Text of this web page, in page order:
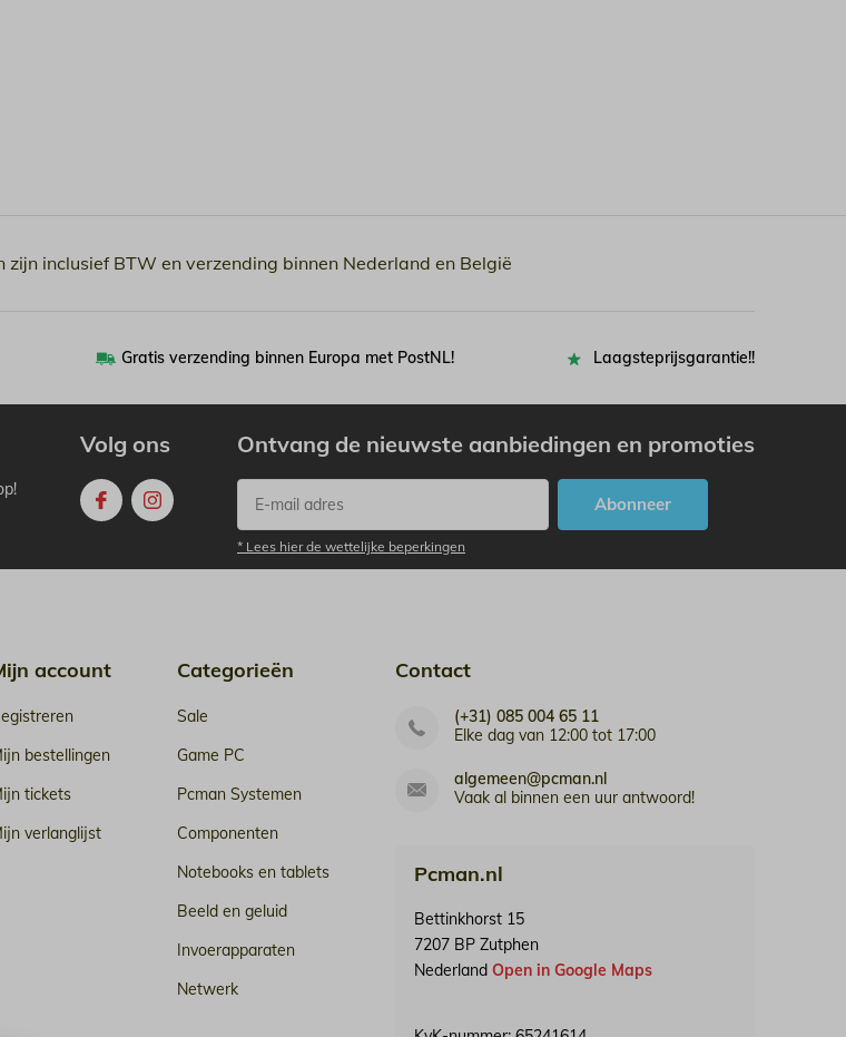
zijn inclusief BTW en verzending binnen Nederland en België
Gratis verzending binnen Europa met PostNL! Laagsteprijsgarantie!!
Volg ons Ontvang de nieuwste aanbiedingen en promoties
Abonneer
* Lees hier de wettelijke beperkingen
account
bestellingen
tickets
verlanglijst
Categorieën
Sale
Game PC
Pcman Systemen
Componenten
Notebooks en tablets
Beeld en geluid
Invoerapparaten
Netwerk
Contact
(+31) 085 004 65 11
Elke dag van 12:00 tot 17:00
algemeen@pcman.nl
Vaak al binnen een uur antwoord!
Pcman.nl
Bettinkhorst 15
7207 BP Zutphen
Nederland Open in Google Maps